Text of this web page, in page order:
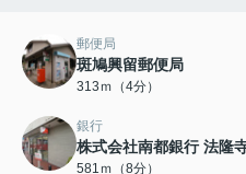
郵便局
斑鳩興留郵便局
313ｍ（4分）
銀行
株式会社南都銀行 法隆
581ｍ（8分）